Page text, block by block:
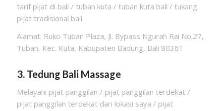
tarif pijat di bali / tuban kuta / tuban kuta bali / tukang
pijat tradisional bali.
Alamat: Ruko Tuban Plaza, Jl. Bypass Ngurah Rai No.27,
Tuban, Kec. Kuta, Kabupaten Badung, Bali 80361
3. Tedung Bali Massage
Melayani pijat panggilan / pijat panggilan terdekat /
pijat panggilan terdekat dari lokasi saya / pijat